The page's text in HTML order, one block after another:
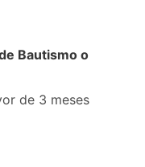
Bautismo o
de 3 meses